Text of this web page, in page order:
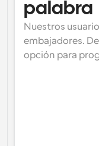
palabra
Nuestros
embajadores.
opción para